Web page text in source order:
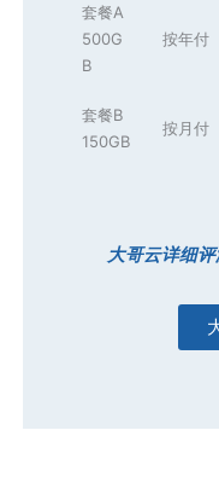
套餐A
500G
B
按年付
套餐B
150GB
按月付
大哥云详细